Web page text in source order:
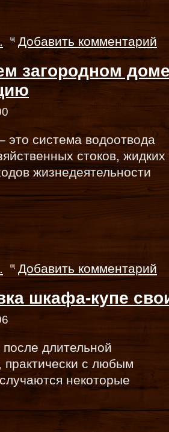
Добавить комментарий
загородном
это система водоотвода
стоков, жидких
жизнедеятельности
Добавить комментарий
шкафа-купе
длительной
практически с любым
некоторые